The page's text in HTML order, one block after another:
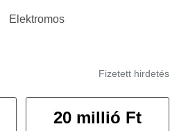
Elektromos
Fizetett hirdetés
20 millió Ft